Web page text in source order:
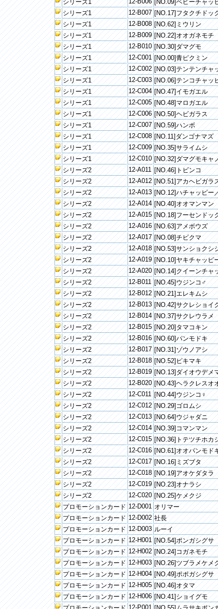
シリーズ1
[NO.09]ベビーチャッ
シリーズ1
12-B007 [NO.17]フタクチドッ
シリーズ1
12-B008 [NO.62]ミウリン
シリーズ1
12-B009 [NO.22]オオガネモチ
シリーズ1
12-B010 [NO.30]ダマグモ
シリーズ1
12-C001 [NO.00]青ピクミン
シリーズ1
12-C002 [NO.03]テンテンチャ
シリーズ1
12-C003 [NO.06]テンコチャッ
シリーズ1
12-C004 [NO.47]イモガエル
シリーズ1
12-C005 [NO.48]マロガエル
シリーズ1
12-C006 [NO.50]ヘビガラス
シリーズ1
12-C007 [NO.59]ハンボ
シリーズ1
12-C008 [NO.11]ダンゴナマズ
シリーズ1
12-C009 [NO.35]サライムシ
シリーズ1
12-C010 [NO.32]ダマグモキャ
シリーズ2
12-A011 [NO.46]トビンコ
シリーズ2
12-A012 [NO.51]アカヘビガラ
シリーズ2
12-A013 [NO.12]ハチャッピー
シリーズ2
12-A014 [NO.40]オオマンマン
シリーズ2
12-A015 [NO.18]フーセンドッ
シリーズ2
12-A016 [NO.63]アメボウズ
シリーズ2
12-A017 [NO.08]チビクマ
シリーズ2
12-A018 [NO.53]サンショクシ
シリーズ2
12-A019 [NO.10]ヤキチャッピ
シリーズ2
12-A020 [NO.14]クイーンチャ
シリーズ2
12-B011 [NO.45]ウジンコ♂
シリーズ2
12-B012 [NO.21]エレキムシ
シリーズ2
12-B013 [NO.42]サクレショイ
シリーズ2
12-B014 [NO.37]サクレウラメ
シリーズ2
12-B015 [NO.20]タマコキン
シリーズ2
12-B016 [NO.60]パンモドキ
シリーズ2
12-B017 [NO.31]ゾウノアシ
シリーズ2
12-B018 [NO.52]ピキマキ
シリーズ2
12-B019 [NO.13]ダイオウデメ
シリーズ2
12-B020 [NO.43]ヘラクレスオ
シリーズ2
12-C011 [NO.44]ウジンコ♀
シリーズ2
12-C012 [NO.29]ゴロムシ
シリーズ2
12-C013 [NO.64]ウジャダニ
シリーズ2
12-C014 [NO.39]コマンマン
シリーズ2
12-C015 [NO.36]トテツチホカ
シリーズ2
12-C016 [NO.61]オオパンモド
シリーズ2
12-C017 [NO.16]ミズブタ
シリーズ2
12-C018 [NO.19]アオケダタラ
シリーズ2
12-C019 [NO.23]オナラシ
シリーズ2
12-C020 [NO.25]ケメクジ
プロモーションカード 12-D001 オリマー
プロモーションカード 12-D002 社長
プロモーションカード 12-D003 ルーイ
プロモーションカード 12-H001 [NO.54]ポンガシグサ
プロモーションカード 12-H002 [NO.24]コガネモチ
プロモーションカード 12-H003 [NO.26]ツブラメケメ
プロモーションカード 12-H004 [NO.49]ポポガシグサ
プロモーションカード 12-H005 [NO.46]オタマ
プロモーションカード 12-H006 [NO.41]ショイグモ
12-P001